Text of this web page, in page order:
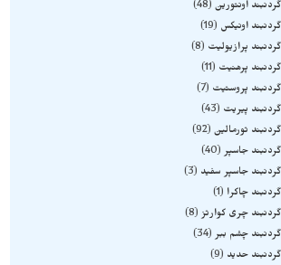
گردنبند اونتورین 48
گردنبند اونیکس
19
گردنبند پرازیولیت
8
گردنبند پرهنیت
11
گردنبند پروستیت
7
گردنبند پیریت
43
گردنبند تورمالین 92
گردنبند جاسپر 40
گردنبند جاسپر سفید
3
گردنبند چاکرا
1
گردنبند چری کوارتز 8
گردنبند چشم ببر 34
گردنبند حدید
9